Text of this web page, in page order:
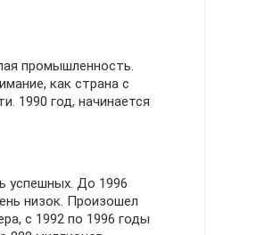
промышленность.
как страна с
1990 год, начинается
успешных. До 1996
низок. Произошел
с 1992 по 1996 годы